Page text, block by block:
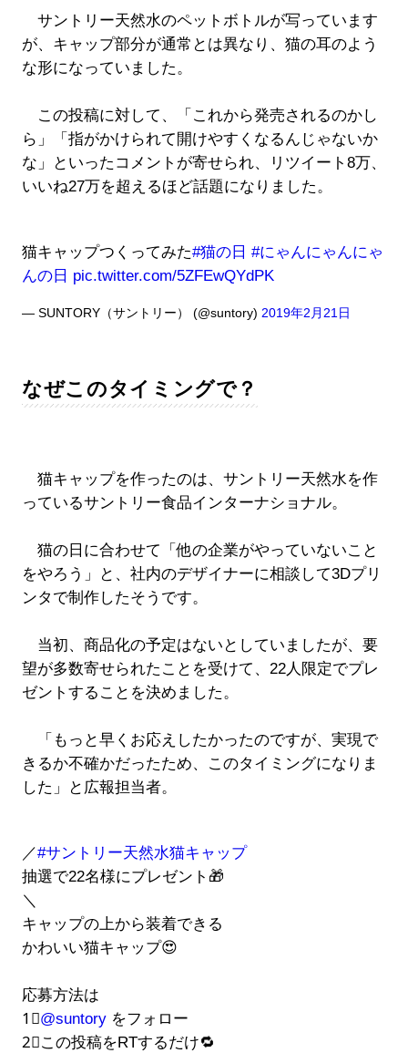
サントリー天然水のペットボトルが写っています
が、キャップ部分が通常とは異なり、猫の耳のよう
な形になっていました。
この投稿に対して、「これから発売されるのかし
ら」「指がかけられて開けやすくなるんじゃないか
な」といったコメントが寄せられ、リツイート8万、
いいね27万を超えるほど話題になりました。
猫キャップつくってみた#猫の日 #にゃんにゃんにゃ
んの日 pic.twitter.com/5ZFEwQYdPK
— SUNTORY（サントリー） (@suntory) 2019年2月21日
なぜこのタイミングで？
猫キャップを作ったのは、サントリー天然水を作
っているサントリー食品インターナショナル。
猫の日に合わせて「他の企業がやっていないこと
をやろう」と、社内のデザイナーに相談して3Dプリ
ンタで制作したそうです。
当初、商品化の予定はないとしていましたが、要
望が多数寄せられたことを受けて、22人限定でプレ
ゼントすることを決めました。
「もっと早くお応えしたかったのですが、実現で
きるか不確かだったため、このタイミングになりま
した」と広報担当者。
／#サントリー天然水猫キャップ
抽選で22名様にプレゼント🎁
＼
キャップの上から装着できる
かわいい猫キャップ😍
応募方法は
1⃣@suntoryをフォロー
2⃣この投稿をRTするだけ🔁